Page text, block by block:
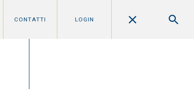
CONTATTI LOGIN